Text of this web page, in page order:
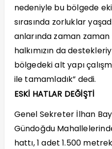
nedeniyle bu bölgede
sırasında zorluklar
anlarında zaman
halkımızın da
bölgedeki alt yapı
ile tamamladık” dedi.
ESKİ HATLAR DEĞİŞTİ
Genel Sekreter İlhan
Gündoğdu
hattı, 1 adet 1.500